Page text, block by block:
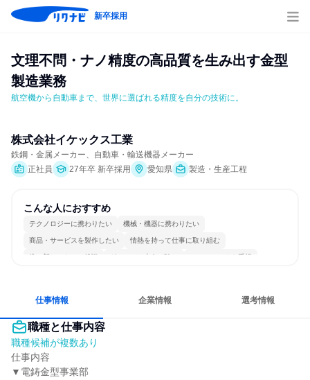
新卒採用
文理不問・ナノ精度の高品質を生み出す金型
製造業務
航空機から自動車まで、世界に選ばれる精度を自分の技術に。
株式会社イケックス工業
鉄鋼・金属メーカー、自動車・輸送機器メーカー
正社員
27年卒 新卒採用 愛知県 製造・生産工程
こんな人におすすめ
テクノロジーに携わりたい 機械・機器に携わりたい
商品・サービスを製作したい 情熱を持って仕事に取り組む
常に新しいものに挑戦 グローバル志向が強い チームワークを重視
仕事情報 企業情報 選考情報
職種と仕事内容
職種候補が複数あり
仕事内容
▼電鋳金型事業部